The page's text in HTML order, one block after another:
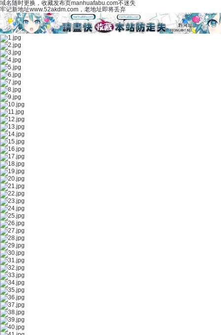
域名随时更换，收藏发布页manhuafabu.com不迷失
牢记新地址www.52akdm.com，老地址即将丢弃